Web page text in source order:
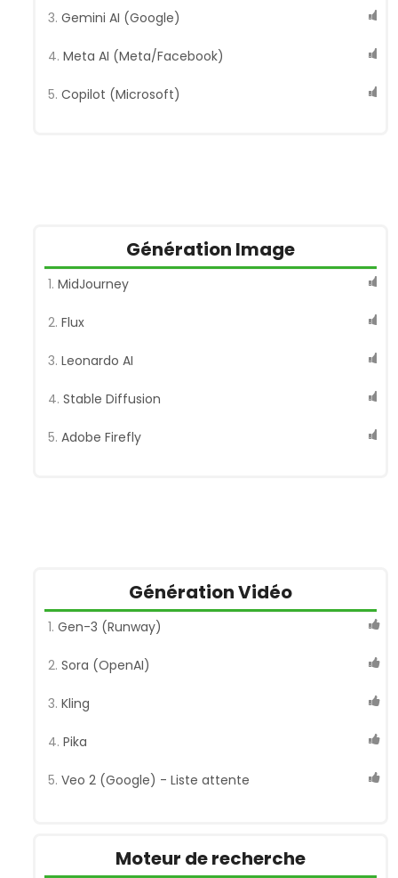
Gemini AI (Google)
Meta AI (Meta/Facebook)
Copilot (Microsoft)
Génération Image
MidJourney
Flux
Leonardo AI
Stable Diffusion
Adobe Firefly
Génération Vidéo
Gen-3 (Runway)
Sora (OpenAI)
Kling
Pika
Veo 2 (Google) - Liste attente
Moteur de recherche